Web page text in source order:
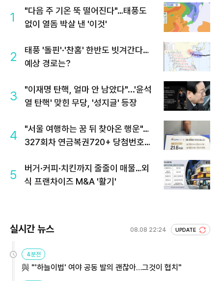
1
"다음 주 기온 뚝 떨어진다"…태풍도
없이 열돔 박살 낸 '이것'
2
태풍 '돌핀'·'찬홈' 한반도 빗겨간다…
예상 경로는?
3
"이재명 탄핵, 얼마 안 남았다"...'윤석
열 탄핵' 맞힌 무당, '성지글' 등장
4
"서울 여행하는 꿈 뒤 찾아온 행운"…
327회차 연금복권720+ 당첨번호조
5
버거·커피·치킨까지 줄줄이 매물…외
식 프랜차이즈 M&A '활기'
실시간 뉴스 08.08 22:24 UPDATE
4분전
與 "'하늘이법' 여야 공동 발의 괜찮아…그것이 협치"